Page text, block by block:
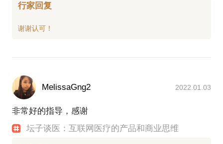
行家回复
MelissaGng2 2022.01.03
非常好的指导，感谢
坛子谈医：互联网医疗的产品和商业思维